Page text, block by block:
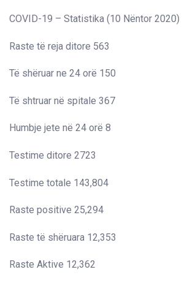
COVID-19 – Statistika (10 Nëntor 2020)
Raste të reja ditore 563
Të shëruar ne 24 orë 150
Të shtruar në spitale 367
Humbje jete në 24 orë 8
Testime ditore 2723
Testime totale 143,804
Raste positive 25,294
Raste të shëruara 12,353
Raste Aktive 12,362